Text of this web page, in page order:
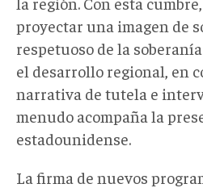
proyectar una imagen de
respetuoso de la
el desarrollo regional, en
narrativa de tutela e
menudo acompaña la
estadounidense.
La firma de nuevos